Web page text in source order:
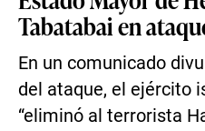
Tabatabai en
En un comunicado
del ataque, el ejército
“eliminó al terrorista